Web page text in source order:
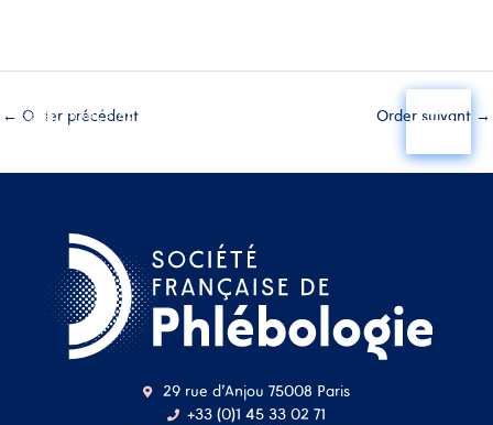
← Order précédent Order suivant →
29 rue d'Anjou 75008 Paris
+33 (0)1 45 33 02 71